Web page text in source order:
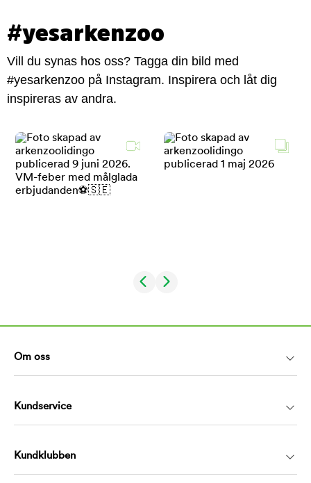
#yesarkenzoo
Vill du synas hos oss? Tagga din bild med
#yesarkenzoo på Instagram. Inspirera och låt dig
inspireras av andra.
Om oss
Kundservice
Kundklubben